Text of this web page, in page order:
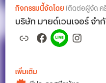
กิจกรรมนี้จัดโดย(ติดต่อผู้จัด ค
บริษัท มายด์เวนเจอร์ จำ
LinkFacebook
Spotify
เพิ่มเติม